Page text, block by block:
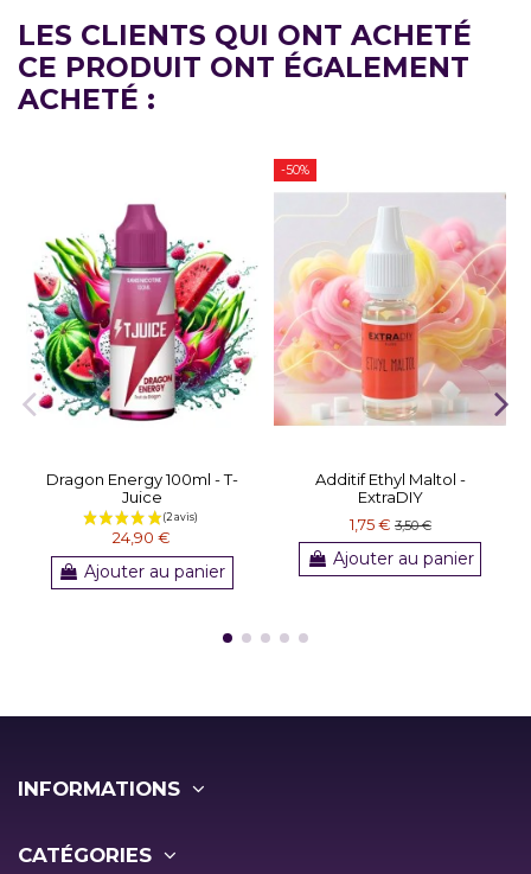
LES CLIENTS QUI ONT ACHETÉ
CE PRODUIT ONT ÉGALEMENT
ACHETÉ :
Dragon Energy 100ml - T-
Juice
24,90 €
Ajouter au panier
-50%
Additif Ethyl Maltol -
ExtraDIY
1,75 € 3,50 €
Ajouter au panier
INFORMATIONS
CATÉGORIES